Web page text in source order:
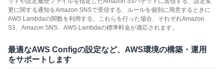
更に関する通知をAmazon SNSで受信する、ルールを個別に用意するときに
AWS Lambdaの関数を利用する、これらを行った場合、それぞれAmazon
S3、Amazon SNS、AWS Lambdaの標準料金が適応されます。
最適なAWS Configの設定など、AWS環境の構築・運用
をサポートします